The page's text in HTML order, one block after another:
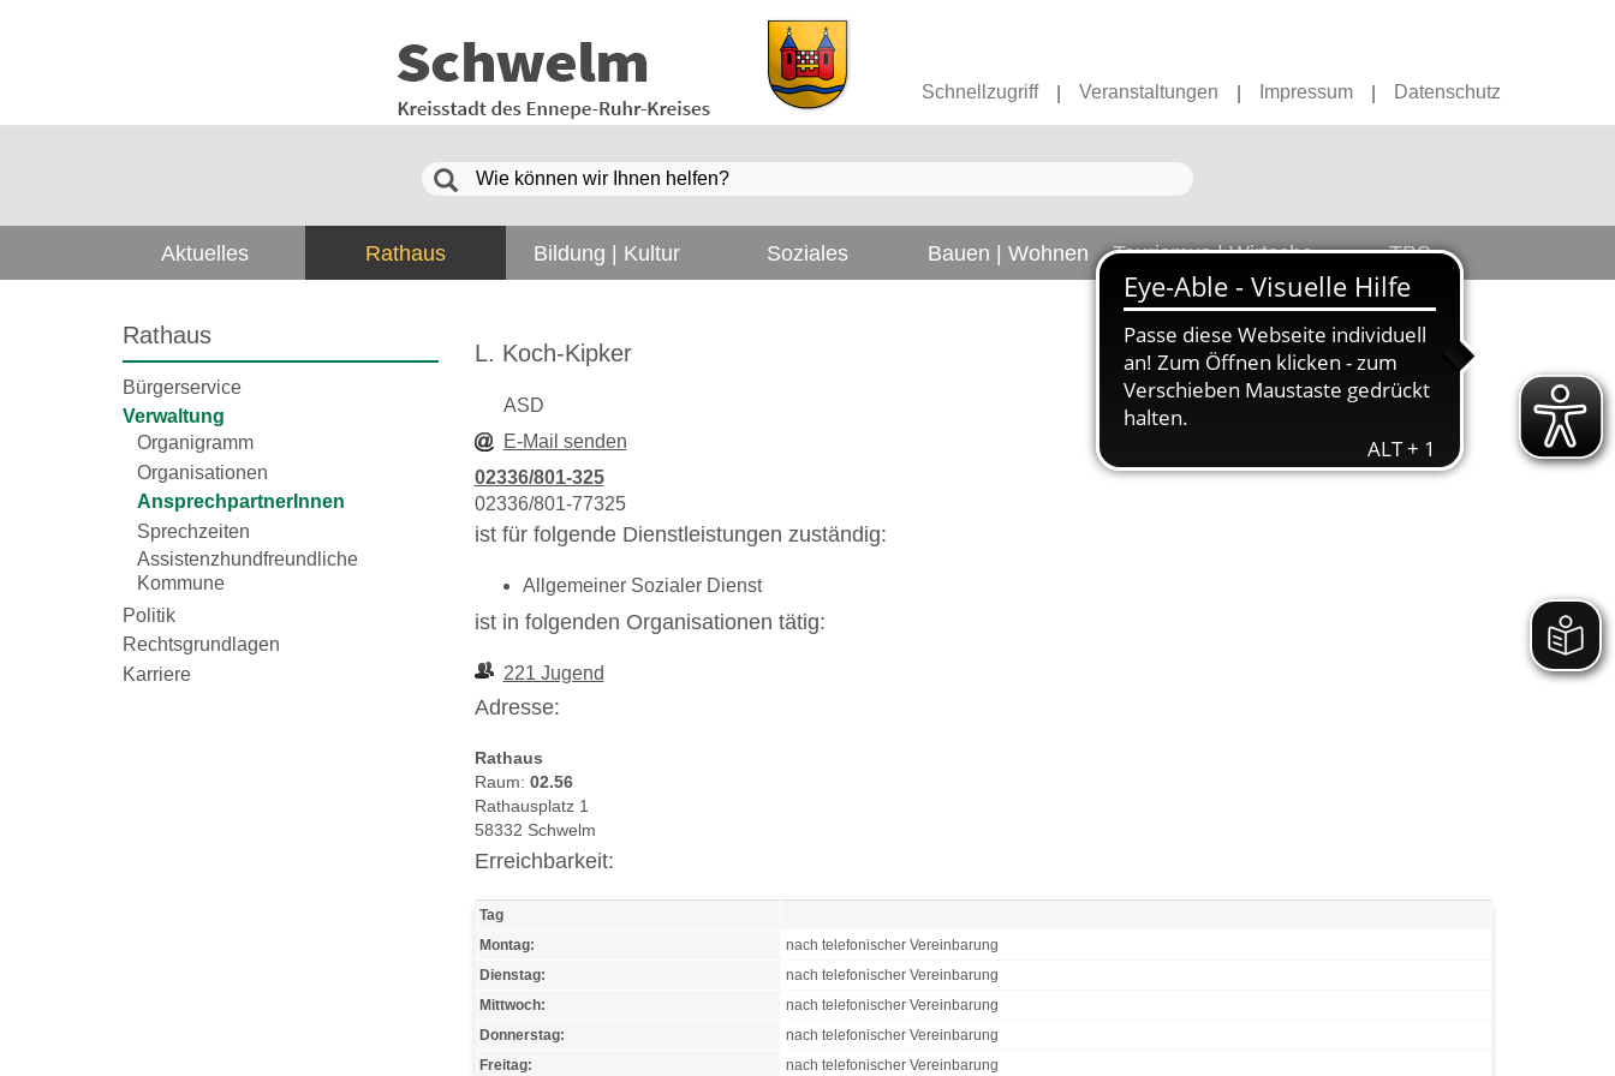
Schnellzugriff Veranstaltungen Impressum Datenschutz
Aktuelles Rathaus Bildung | Kultur Soziales Bauen | Wohnen Tourismus | Wirtschaft TBS
Rathaus
Bürgerservice
Verwaltung
Organigramm
Organisationen
AnsprechpartnerInnen
Sprechzeiten
Assistenzhundfreundliche
Kommune
Politik
Rechtsgrundlagen
Karriere
L. Koch-Kipker
ASD
E-Mail senden
02336/801-325
02336/801-77325
ist für folgende Dienstleistungen zuständig:
Allgemeiner Sozialer Dienst
ist in folgenden Organisationen tätig:
221 Jugend
Adresse:
Rathaus
Raum: 02.56
Rathausplatz 1
58332 Schwelm
Erreichbarkeit:
Tag
Montag: nach telefonischer Vereinbarung
Dienstag: nach telefonischer Vereinbarung
Mittwoch: nach telefonischer Vereinbarung
Donnerstag: nach telefonischer Vereinbarung
Freitag: nach telefonischer Vereinbarung